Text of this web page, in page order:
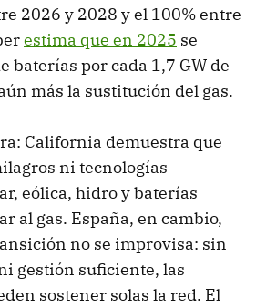
2026 y 2028 y el 100% entre
estima que en 2025 se
baterías por cada 1,7 GW de
más la sustitución del gas.
California demuestra que
ni tecnologías
eólica, hidro y baterías
al gas. España, en cambio,
no se improvisa: sin
gestión suficiente, las
sostener solas la red. El